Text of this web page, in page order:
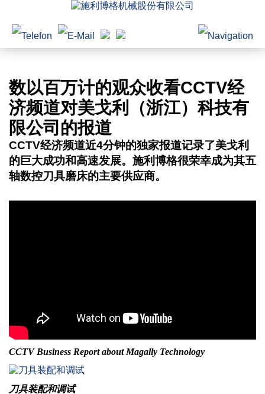
数以百万计的观众收看CCTV经
济频道对美戈利（浙江）科技有
限公司的报道
CCTV经济频道近4分钟的独家报道记录了美戈利
的巨大成功和高速发展。施利博格很荣幸成为其五
轴数控刀具磨床的主要供应商。
CCTV Business Report about Magally Technology
刀具装配和调试